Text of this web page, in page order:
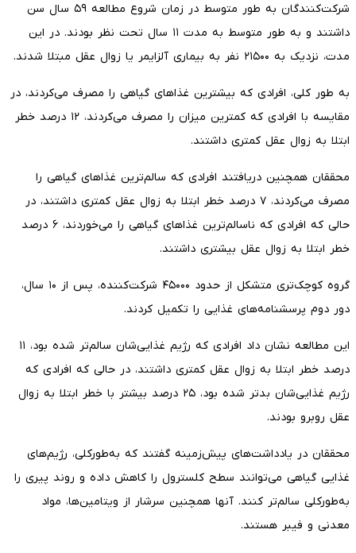
شرکت‌کنندگان به طور متوسط در زمان شروع مطالعه ۵۹ سال سن
داشتند و به طور متوسط به مدت ۱۱ سال تحت نظر بودند. در این
مدت، نزدیک به ۲۱۵۰۰ نفر به بیماری آلزایمر یا زوال عقل مبتلا شدند.
به طور کلی، افرادی که بیشترین غذاهای گیاهی را مصرف می‌کردند، در
مقایسه با افرادی که کمترین میزان را مصرف می‌کردند، ۱۲ درصد خطر
ابتلا به زوال عقل کمتری داشتند.
محققان همچنین دریافتند افرادی که سالم‌ترین غذاهای گیاهی را
مصرف می‌کردند، ۷ درصد خطر ابتلا به زوال عقل کمتری داشتند، در
حالی که افرادی که ناسالم‌ترین غذاهای گیاهی را می‌خوردند، ۶ درصد
خطر ابتلا به زوال عقل بیشتری داشتند.
گروه کوچک‌تری متشکل از حدود ۴۵۰۰۰ شرکت‌کننده، پس از ۱۰ سال،
دور دوم پرسشنامه‌های غذایی را تکمیل کردند.
این مطالعه نشان داد افرادی که رژیم غذایی‌شان سالم‌تر شده بود، ۱۱
درصد خطر ابتلا به زوال عقل کمتری داشتند، در حالی که افرادی که
رژیم غذایی‌شان بدتر شده بود، ۲۵ درصد بیشتر با خطر ابتلا به زوال
عقل روبرو بودند.
محققان در یادداشت‌های پیش‌زمینه گفتند که به‌طورکلی، رژیم‌های
غذایی گیاهی می‌توانند سطح کلسترول را کاهش داده و روند پیری را
به‌طورکلی سالم‌تر کنند. آنها همچنین سرشار از ویتامین‌ها، مواد
معدنی و فیبر هستند.